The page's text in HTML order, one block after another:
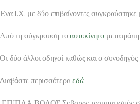
Ένα Ι.Χ. με δύο επιβαίνοντες συγκρούστηκε
Από τη σύγκρουση το αυτοκίνητο
Οι δύο άλλοι οδηγοί καθώς και ο
Διαβάστε περισσότερα εδώ